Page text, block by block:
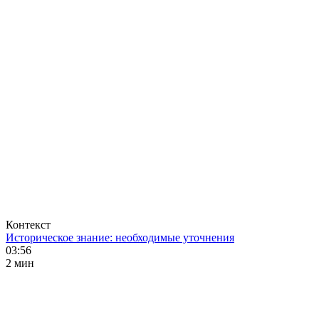
Контекст
Историческое знание: необходимые уточнения
03:56
2 мин